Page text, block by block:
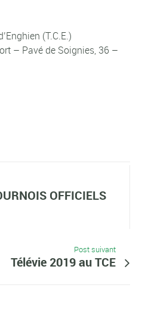
(T.C.E.)
– Pavé de Soignies, 36 –
OFFICIELS
Post suivant
Télévie 2019 au TCE